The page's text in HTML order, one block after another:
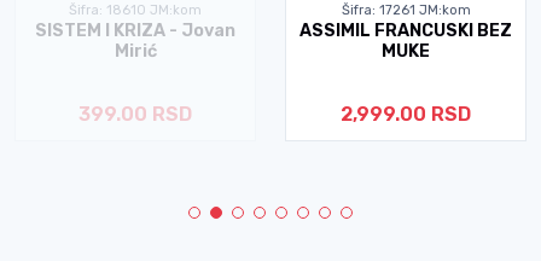
Šifra: 18610 JM:kom
SISTEM I KRIZA - Jovan
Mirić
399.00 RSD
Šifra: 17261 JM:kom
ASSIMIL FRANCUSKI BEZ
MUKE
2,999.00 RSD